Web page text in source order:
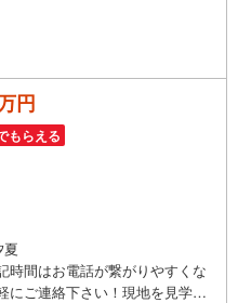
円
もらえる
夏
時間はお電話が繋がりやすくな
にご連絡下さい！現地を見学さ